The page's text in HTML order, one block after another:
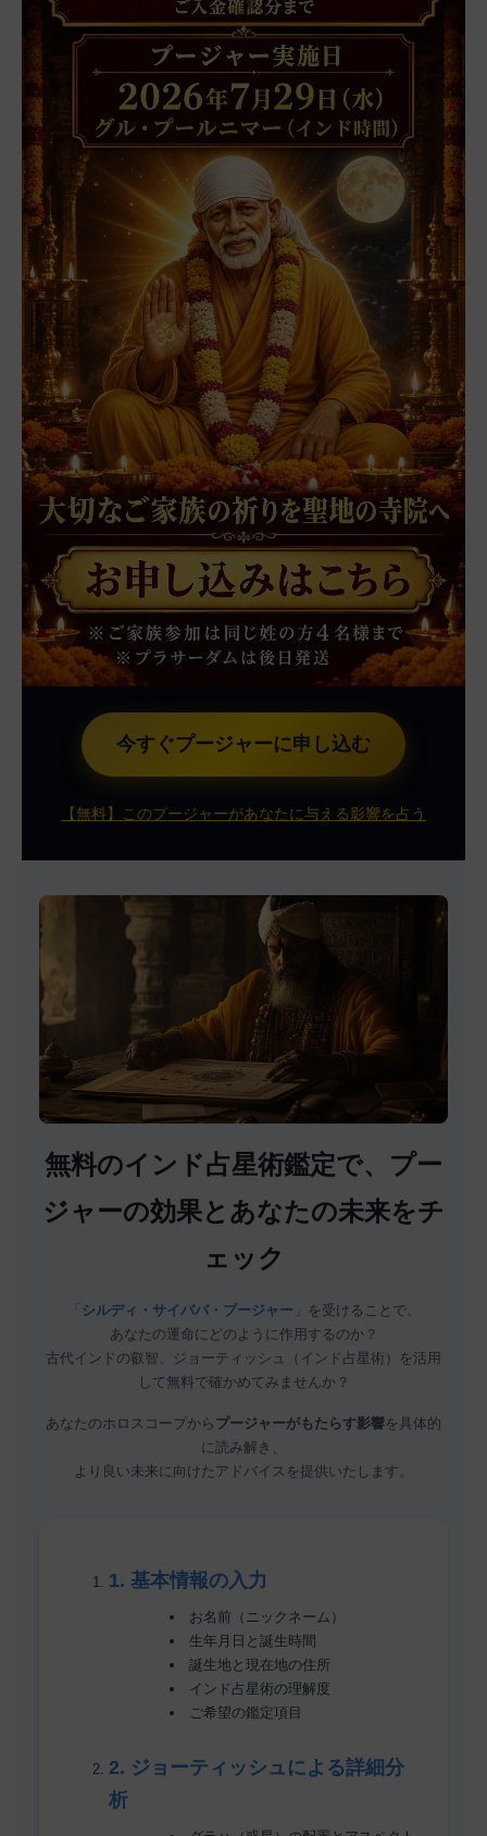
今すぐプージャーに申し込む
【無料】このプージャーがあなたに与える影響を占う